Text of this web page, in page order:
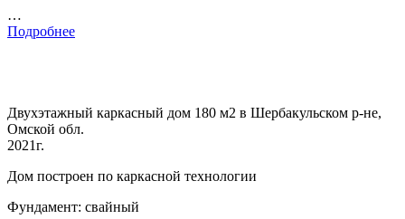
…
Подробнее
Двухэтажный каркасный дом 180 м2 в Шербакульском р-не,
Омской обл.
2021г.
Дом построен по каркасной технологии
Фундамент: свайный